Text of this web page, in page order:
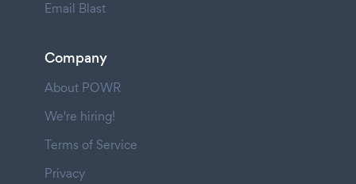
Email Blast
Company
About POWR
We're hiring!
Terms of Service
Privacy